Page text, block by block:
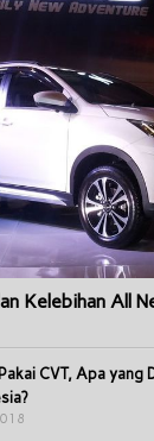
Kelebihan All
CVT, Apa yang